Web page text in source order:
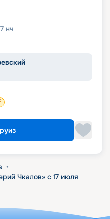
7 нч
•
Чкалов» с 17 июля